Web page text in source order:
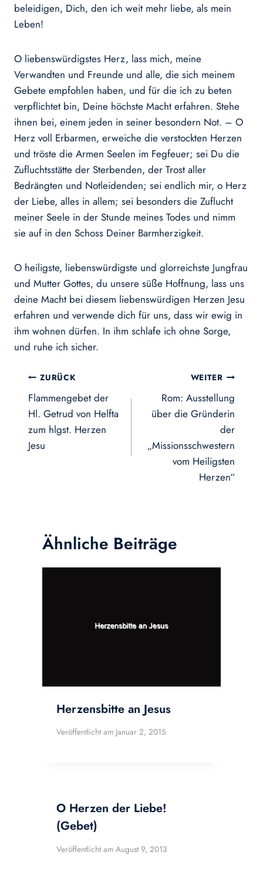
beleidigen, Dich, den ich weit mehr liebe, als mein
Leben!
O liebenswürdigstes Herz, lass mich, meine
Verwandten und Freunde und alle, die sich meinem
Gebete empfohlen haben, und für die ich zu beten
verpflichtet bin, Deine höchste Macht erfahren. Stehe
ihnen bei, einem jeden in seiner besondern Not. – O
Herz voll Erbarmen, erweiche die verstockten Herzen
und tröste die Armen Seelen im Fegfeuer; sei Du die
Zufluchtsstätte der Sterbenden, der Trost aller
Bedrängten und Notleidenden; sei endlich mir, o Herz
der Liebe, alles in allem; sei besonders die Zuflucht
meiner Seele in der Stunde meines Todes und nimm
sie auf in den Schoss Deiner Barmherzigkeit.
O heiligste, liebenswürdigste und glorreichste Jungfrau
und Mutter Gottes, du unsere süße Hoffnung, lass uns
deine Macht bei diesem liebenswürdigen Herzen Jesu
erfahren und verwende dich für uns, dass wir ewig in
ihm wohnen dürfen. In ihm schlafe ich ohne Sorge,
und ruhe ich sicher.
Beitragsnavigation
ZURÜCK
Flammengebet der
Hl. Getrud von Helfta
zum hlgst. Herzen
Jesu
WEITER
Rom: Ausstellung
über die Gründerin
der
„Missionsschwestern
vom Heiligsten
Herzen“
Ähnliche Beiträge
Herzensbitte an Jesus
Veröffentlicht am Januar 2, 2015
O Herzen der Liebe!
(Gebet)
Veröffentlicht am August 9, 2013